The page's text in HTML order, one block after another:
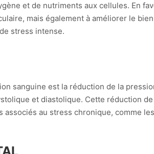
et de nutriments aux cellules. En
mais également à améliorer le
stress intense.
sanguine est la réduction de la
et diastolique. Cette réduction
au stress chronique, comme